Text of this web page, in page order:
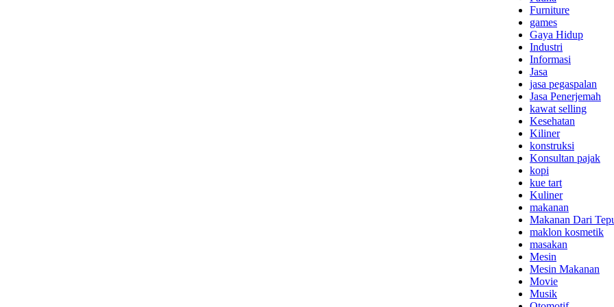
Furniture
games
Gaya Hidup
Industri
Informasi
Jasa
jasa pegaspalan
Jasa Penerjemah
kawat selling
Kesehatan
Kiliner
konstruksi
Konsultan pajak
kopi
kue tart
Kuliner
makanan
Makanan Dari
maklon kosmetik
masakan
Mesin
Mesin Makanan
Movie
Musik